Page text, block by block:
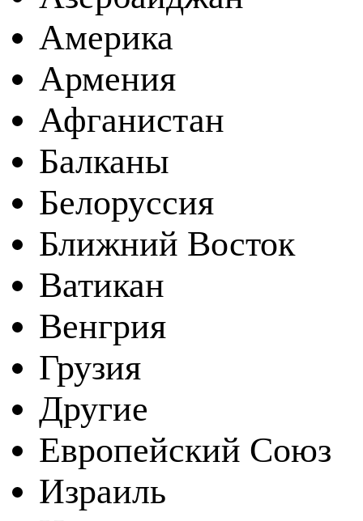
Америка
Армения
Афганистан
Балканы
Белоруссия
Ближний Восток
Ватикан
Венгрия
Грузия
Другие
Европейский Союз
Израиль